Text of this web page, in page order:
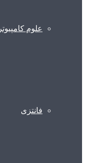
علوم کامپیوتر
فانتزی